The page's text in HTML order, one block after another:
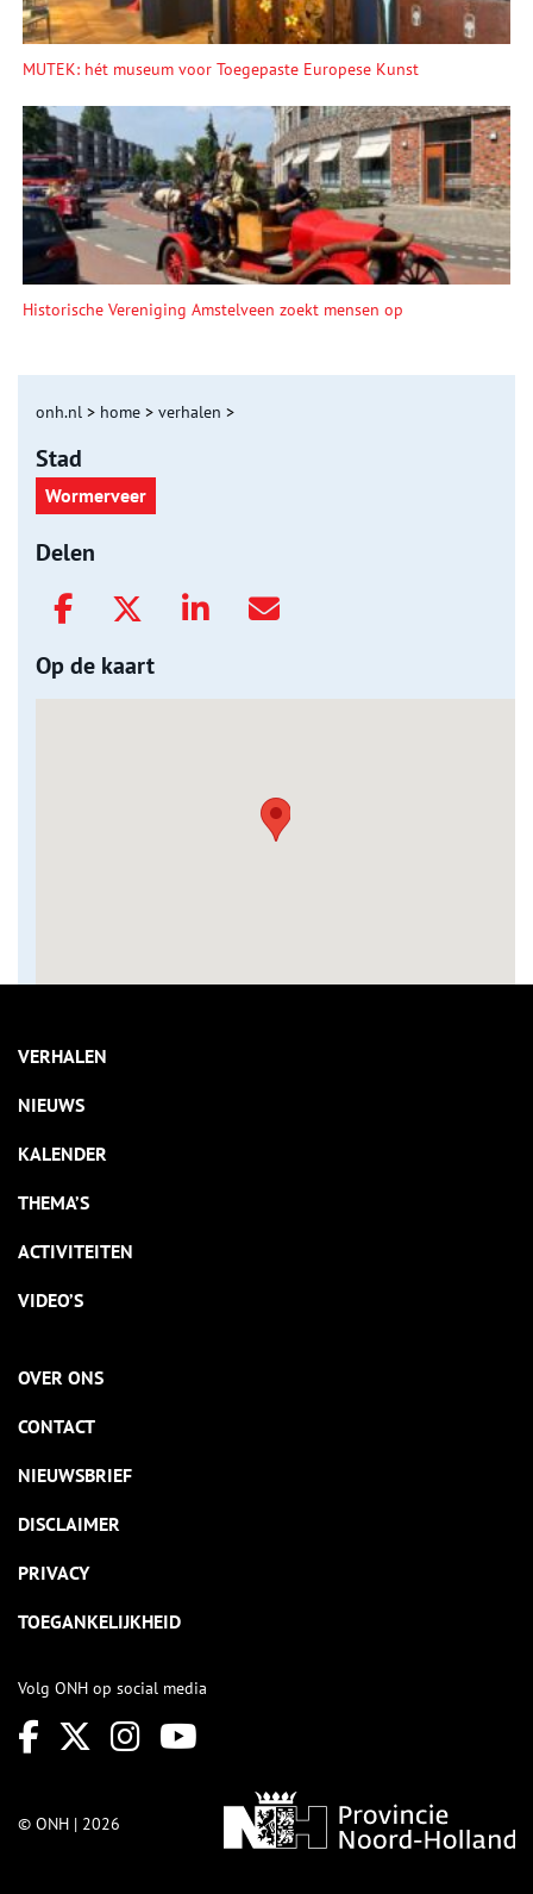
MUTEK: hét museum voor Toegepaste Europese Kunst
Historische Vereniging Amstelveen zoekt mensen op
onh.nl > home > verhalen >
Stad
Wormerveer
Delen
Op de kaart
VERHALEN
NIEUWS
KALENDER
THEMA’S
ACTIVITEITEN
VIDEO’S
OVER ONS
CONTACT
NIEUWSBRIEF
DISCLAIMER
PRIVACY
TOEGANKELIJKHEID
Volg ONH op social media
© ONH | 2026